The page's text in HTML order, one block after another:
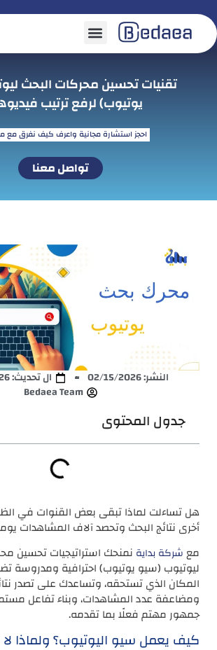
تقنيات تحسين محركات البحث
يوتيوب) لرفع ترتيب
احجز استشارة مجانية واعرف كيف نفرق
تواصل معنا
النشر:02/15/2026
ال تحديث: 03/01/2026
Bedaea Team
جدول المحتوى
هل تساءلت لماذا تبقى بعض القنوات في
أخرى نتائج البحث وتحصد آلاف المشاهدات
معشركة بداية نمنحك استراتيجيات تحسين
ليوتيوب (سيو يوتيوب) احترافية ومدروسة
المكان الذي تستحقه، وتساعدك على تصدر
ومضاعفة عدد المشاهدات، وبناء تفاعل
جمهور مهتم فعلًا بما تقدمه.
كيف يعمل سيو اليوتيوب؟ ولماذا